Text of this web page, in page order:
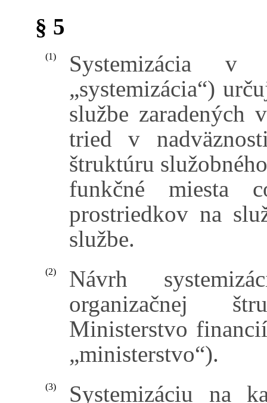
§ 5
(1)
Systemizácia
„systemizácia“)
službe zaradených
tried v
štruktúru
funkčné miesta
prostriedkov na
službe.
(2)
Návrh
organizačnej
Ministerstvo
„ministerstvo“).
(3)
Systemizáciu na